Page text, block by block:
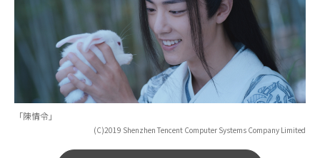
「陳情令」
(C)2019 Shenzhen Tencent Computer Systems Company Limited